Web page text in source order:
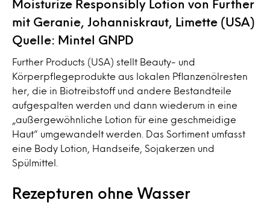
Moisturize Responsibly Lotion von Further
mit Geranie, Johanniskraut, Limette (USA)
Quelle: Mintel GNPD
Further Products (USA) stellt Beauty- und
Körperpflegeprodukte aus lokalen Pflanzenölresten
her, die in Biotreibstoff und andere Bestandteile
aufgespalten werden und dann wiederum in eine
„außergewöhnliche Lotion für eine geschmeidige
Haut“ umgewandelt werden. Das Sortiment umfasst
eine Body Lotion, Handseife, Sojakerzen und
Spülmittel.
Rezepturen ohne Wasser